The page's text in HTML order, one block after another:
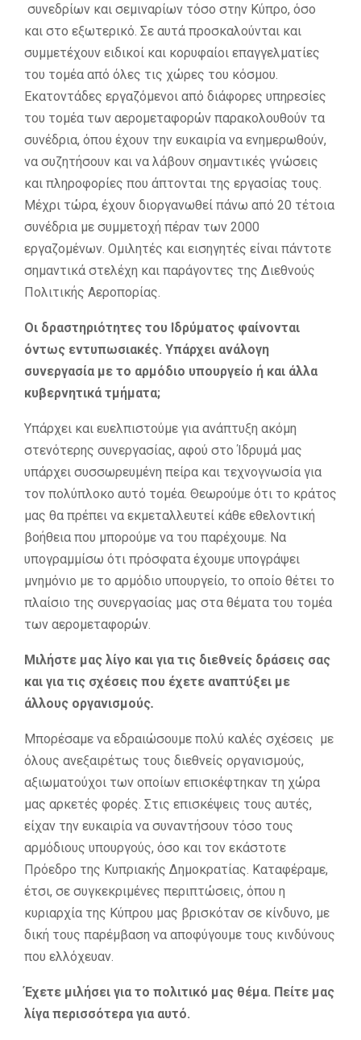
συνεδρίων και σεμιναρίων τόσο στην Κύπρο, όσο
και στο εξωτερικό. Σε αυτά προσκαλούνται και
συμμετέχουν ειδικοί και κορυφαίοι επαγγελματίες
του τομέα από όλες τις χώρες του κόσμου.
Εκατοντάδες εργαζόμενοι από διάφορες υπηρεσίες
του τομέα των αερομεταφορών παρακολουθούν τα
συνέδρια, όπου έχουν την ευκαιρία να ενημερωθούν,
να συζητήσουν και να λάβουν σημαντικές γνώσεις
και πληροφορίες που άπτονται της εργασίας τους.
Μέχρι τώρα, έχουν διοργανωθεί πάνω από 20 τέτοια
συνέδρια με συμμετοχή πέραν των 2000
εργαζομένων. Ομιλητές και εισηγητές είναι πάντοτε
σημαντικά στελέχη και παράγοντες της Διεθνούς
Πολιτικής Αεροπορίας.
Οι δραστηριότητες του Ιδρύματος φαίνονται
όντως εντυπωσιακές. Υπάρχει ανάλογη
συνεργασία με το αρμόδιο υπουργείο ή και άλλα
κυβερνητικά τμήματα;
Υπάρχει και ευελπιστούμε για ανάπτυξη ακόμη
στενότερης συνεργασίας, αφού στο Ίδρυμά μας
υπάρχει συσσωρευμένη πείρα και τεχνογνωσία για
τον πολύπλοκο αυτό τομέα. Θεωρούμε ότι το κράτος
μας θα πρέπει να εκμεταλλευτεί κάθε εθελοντική
βοήθεια που μπορούμε να του παρέχουμε. Να
υπογραμμίσω ότι πρόσφατα έχουμε υπογράψει
μνημόνιο με το αρμόδιο υπουργείο, το οποίο θέτει το
πλαίσιο της συνεργασίας μας στα θέματα του τομέα
των αερομεταφορών.
Μιλήστε μας λίγο και για τις διεθνείς δράσεις σας
και για τις σχέσεις που έχετε αναπτύξει με
άλλους οργανισμούς.
Μπορέσαμε να εδραιώσουμε πολύ καλές σχέσεις με
όλους ανεξαιρέτως τους διεθνείς οργανισμούς,
αξιωματούχοι των οποίων επισκέφτηκαν τη χώρα
μας αρκετές φορές. Στις επισκέψεις τους αυτές,
είχαν την ευκαιρία να συναντήσουν τόσο τους
αρμόδιους υπουργούς, όσο και τον εκάστοτε
Πρόεδρο της Κυπριακής Δημοκρατίας. Καταφέραμε,
έτσι, σε συγκεκριμένες περιπτώσεις, όπου η
κυριαρχία της Κύπρου μας βρισκόταν σε κίνδυνο, με
δική τους παρέμβαση να αποφύγουμε τους κινδύνους
που ελλόχευαν.
Έχετε μιλήσει για το πολιτικό μας θέμα. Πείτε μας
λίγα περισσότερα για αυτό.